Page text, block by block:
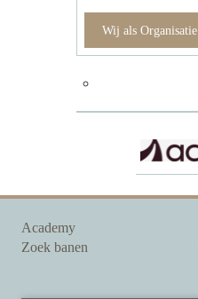
Wij als Organisatie
Academy
Zoek banen